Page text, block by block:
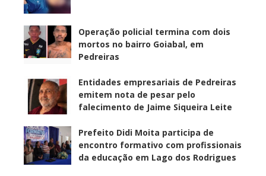
Operação policial termina com dois
mortos no bairro Goiabal, em
Pedreiras
Entidades empresariais de Pedreiras
emitem nota de pesar pelo
falecimento de Jaime Siqueira Leite
Prefeito Didi Moita participa de
encontro formativo com profissionais
da educação em Lago dos Rodrigues